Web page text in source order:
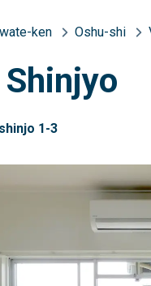
ken Oshu-shi
1-3